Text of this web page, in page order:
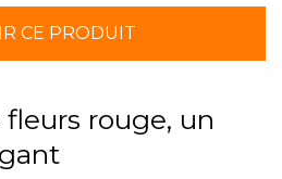
CE PRODUIT
rouge, un